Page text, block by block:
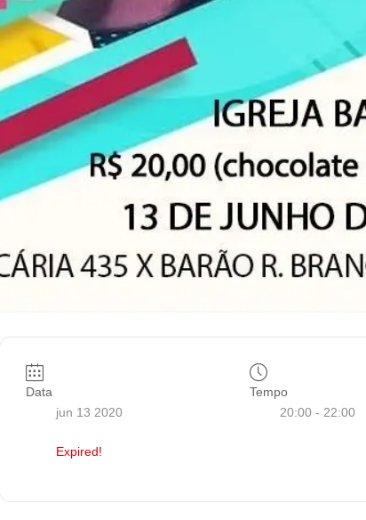
Data
jun 13 2020
Expired!
Tempo
20:00 - 22:00